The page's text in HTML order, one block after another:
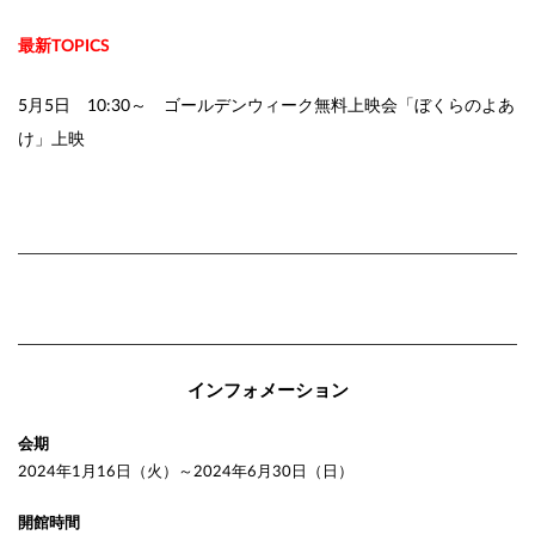
最新TOPICS
5月5日 10:30～ ゴールデンウィーク無料上映会「ぼくらのよあ
け」上映
インフォメーション
会期
2024年1月16日（火）～2024年6月30日（日）
開館時間